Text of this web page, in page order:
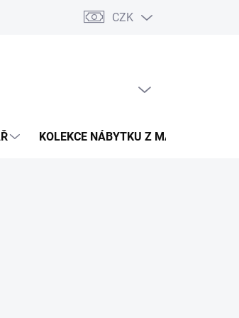
osobních údajů Pojištění zásilky
CZK
KOLEKCE NÁBYTKU Z MASIVU